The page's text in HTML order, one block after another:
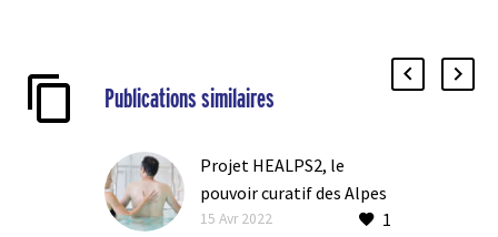
Publications similaires
Projet HEALPS2, le
pouvoir curatif des Alpes
Libérer le potentiel
1
15 Avr 2022